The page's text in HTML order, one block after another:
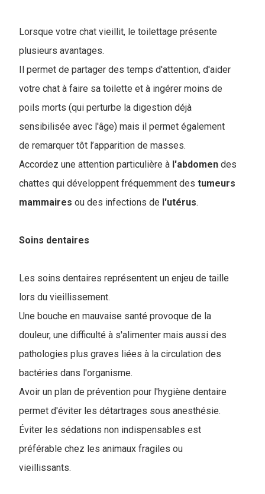
Lorsque votre chat vieillit, le toilettage présente
plusieurs avantages.
Il permet de partager des temps d'attention, d'aider
votre chat à faire sa toilette et à ingérer moins de
poils morts (qui perturbe la digestion déjà
sensibilisée avec l'âge) mais il permet également
de remarquer tôt l’apparition de masses.
Accordez une attention particulière à l'abdomen des
chattes qui développent fréquemment des tumeurs
mammaires ou des infections de l'utérus.
Soins dentaires
Les soins dentaires représentent un enjeu de taille
lors du vieillissement.
Une bouche en mauvaise santé provoque de la
douleur, une difficulté à s'alimenter mais aussi des
pathologies plus graves liées à la circulation des
bactéries dans l'organisme.
Avoir un plan de prévention pour l'hygiène dentaire
permet d'éviter les détartrages sous anesthésie.
Éviter les sédations non indispensables est
préférable chez les animaux fragiles ou
vieillissants.